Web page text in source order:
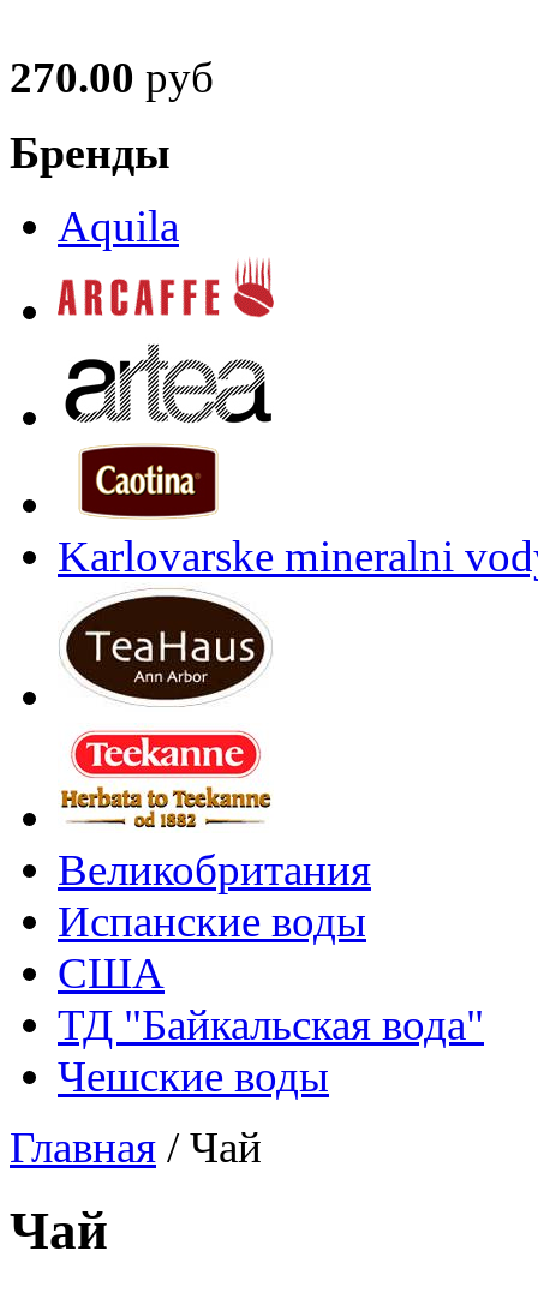
270.00 руб
Бренды
Aquila
Karlovarske mineralni
Великобритания
Испанские воды
США
ТД "Байкальская вода"
Чешские воды
Главная /Чай
Чай